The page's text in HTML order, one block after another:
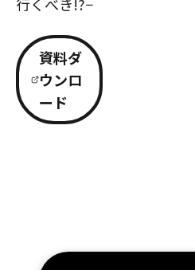
行くべき!?−
資料ダ
ウンロ
ード